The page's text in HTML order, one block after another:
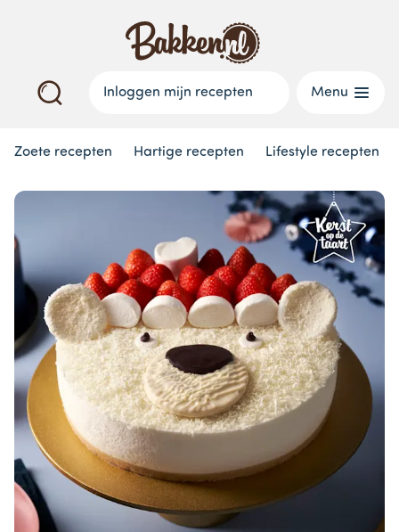
Inloggen mijn recepten Menu
Zoete recepten Hartige recepten Lifestyle recepten